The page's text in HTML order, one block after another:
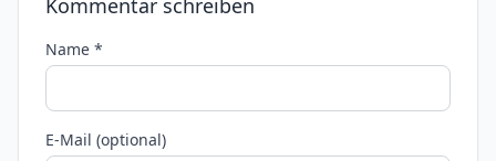
Kommentar schreiben
Name *
E-Mail (optional)